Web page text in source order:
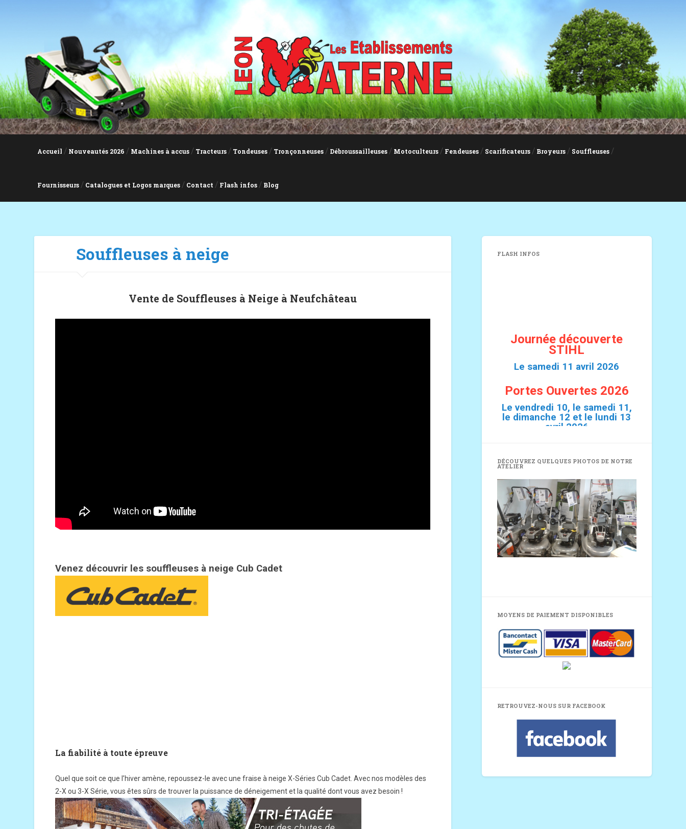
Accueil Nouveautés 2026 Machines à accus Tracteurs Tondeuses Tronçonneuses Débroussailleuses Motoculteurs Fendeuses Scarificateurs Broyeurs Souffleuses
Fournisseurs Catalogues et Logos marques Contact Flash infos Blog
Souffleuses à neige
Vente de Souffleuses à Neige à Neufchâteau
Venez découvrir les souffleuses à neige Cub Cadet
La fiabilité à toute épreuve
Quel que soit ce que l’hiver amène, repoussez-le avec une fraise à neige X-Séries Cub Cadet. Avec nos modèles des
2-X ou 3-X Série, vous êtes sûrs de trouver la puissance de déneigement et la qualité dont vous avez besoin !
FLASH INFOS
STIHL
Le samedi 11 avril 2026
Le vendredi 10, le samedi 11,
le dimanche 12 et le lundi 13
avril 2026
Découvrez en exclusivité
nos nouvelles gammes
!!!
DÉCOUVREZ QUELQUES PHOTOS DE NOTRE
ATELIER
MOYENS DE PAIEMENT DISPONIBLES
RETROUVEZ-NOUS SUR FACEBOOK